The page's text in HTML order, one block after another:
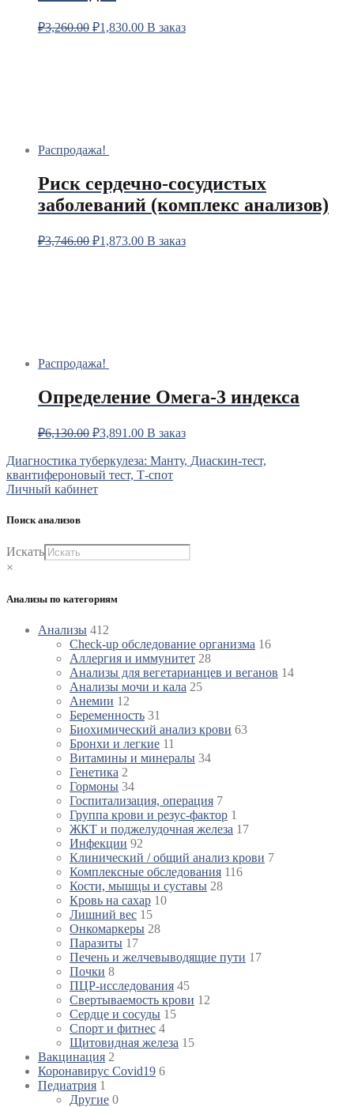
₽3,260.00 ₽1,830.00 В заказ
Распродажа!
Риск сердечно-сосудистых
заболеваний (комплекс анализов)
₽3,746.00 ₽1,873.00 В заказ
Распродажа!
Определение Омега-3 индекса
₽6,130.00 ₽3,891.00 В заказ
Навигация
по
Диагностика туберкулеза: Манту, Диаскин-тест,
квантифероновый тест, Т-спот
Личный кабинет
Поиск анализов
Искать
×
Анализы по категориям
Анализы 412
Check-up обследование организма 16
Аллергия и иммунитет 28
Анализы для вегетарианцев и веганов 14
Анализы мочи и кала 25
Анемии 12
Беременность 31
Биохимический анализ крови 63
Бронхи и легкие 11
Витамины и минералы 34
Генетика 2
Гормоны 34
Госпитализация, операция 7
Группа крови и резус-фактор 1
ЖКТ и поджелудочная железа 17
Инфекции 92
Клинический / общий анализ крови 7
Комплексные обследования 116
Кости, мышцы и суставы 28
Кровь на сахар 10
Лишний вес 15
Онкомаркеры 28
Паразиты 17
Печень и желчевыводящие пути 17
Почки 8
ПЦР-исследования 45
Свертываемость крови 12
Сердце и сосуды 15
Спорт и фитнес 4
Щитовидная железа 15
Вакцинация 2
Коронавирус Covid19 6
Педиатрия 1
Другие 0